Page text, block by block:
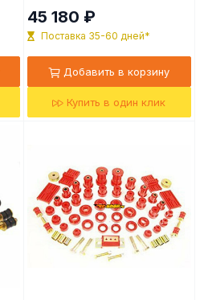
45 180 ₽
Поставка 35-60 дней*
Добавить в корзину
Купить в один клик